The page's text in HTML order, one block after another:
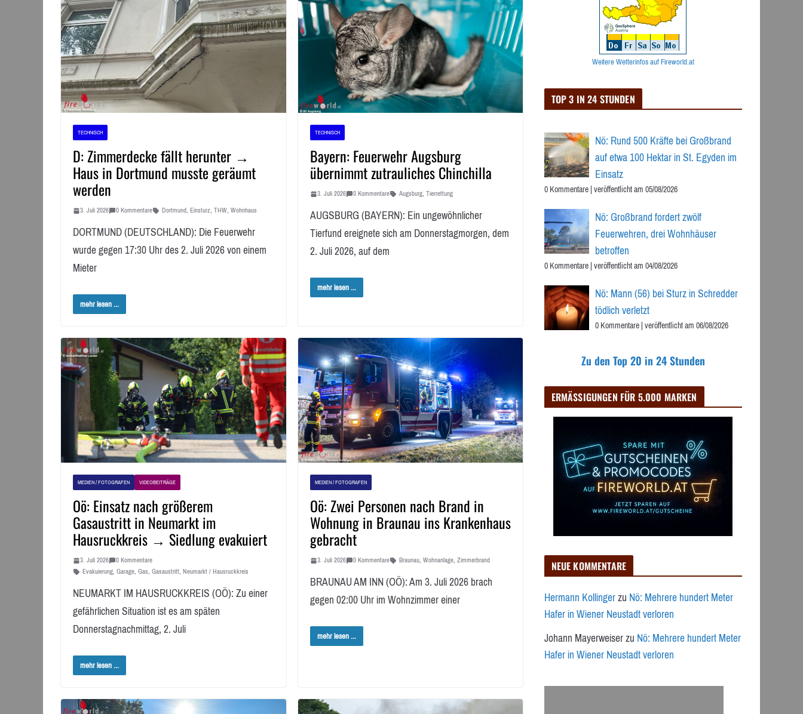
TECHNISCH
D: Zimmerdecke fällt herunter →
Haus in Dortmund musste geräumt
werden
3. Juli 2026 0 Kommentare Dortmund, Einsturz, THW, Wohnhaus
DORTMUND (DEUTSCHLAND): Die Feuerwehr
wurde gegen 17:30 Uhr des 2. Juli 2026 von einem
Mieter
mehr lesen ...
TECHNISCH
Bayern: Feuerwehr Augsburg
übernimmt zutrauliches Chinchilla
3. Juli 2026 0 Kommentare Augsburg, Tierrettung
AUGSBURG (BAYERN): Ein ungewöhnlicher
Tierfund ereignete sich am Donnerstagmorgen, dem
2. Juli 2026, auf dem
mehr lesen ...
MEDIEN / FOTOGRAFEN VIDEOBEITRÄGE
Oö: Einsatz nach größerem
Gasaustritt in Neumarkt im
Hausruckkreis → Siedlung evakuiert
3. Juli 2026 0 Kommentare
Evakuierung, Garage, Gas, Gasaustritt, Neumarkt / Hausruckkreis
NEUMARKT IM HAUSRUCKKREIS (OÖ): Zu einer
gefährlichen Situation ist es am späten
Donnerstagnachmittag, 2. Juli
mehr lesen ...
MEDIEN / FOTOGRAFEN
Oö: Zwei Personen nach Brand in
Wohnung in Braunau ins Krankenhaus
gebracht
3. Juli 2026 0 Kommentare Braunau, Wohnanlage, Zimmerbrand
BRAUNAU AM INN (OÖ): Am 3. Juli 2026 brach
gegen 02:00 Uhr im Wohnzimmer einer
mehr lesen ...
Weitere Wetterinfos auf Fireworld.at
TOP 3 IN 24 STUNDEN
Nö: Rund 500 Kräfte bei Großbrand
auf etwa 100 Hektar in St. Egyden im
Einsatz
0 Kommentare|veröffentlicht am 05/08/2026
Nö: Großbrand fordert zwölf
Feuerwehren, drei Wohnhäuser
betroffen
0 Kommentare|veröffentlicht am 04/08/2026
Nö: Mann (56) bei Sturz in Schredder
tödlich verletzt
0 Kommentare|veröffentlicht am 06/08/2026
Zu den Top 20 in 24 Stunden
ERMÄSSIGUNGEN FÜR 5.000 MARKEN
NEUE KOMMENTARE
Hermann KollingerzuNö: Mehrere hundert Meter
Hafer in Wiener Neustadt verloren
Johann MayerweiserzuNö: Mehrere hundert Meter
Hafer in Wiener Neustadt verloren